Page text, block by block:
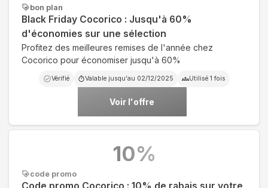
bon plan
Black Friday Cocorico : Jusqu'à 60%
d'économies sur une sélection
Profitez des meilleures remises de l'année chez
Cocorico pour économiser jusqu'à 60%
Vérifié Valable jusqu'au 02/12/2025 Utilisé 1 fois
Voir l'offre
code promo
Code promo Cocorico : 10% de rabais sur votre
10%